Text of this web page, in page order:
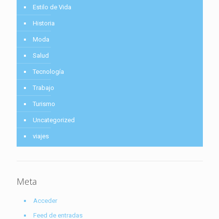
Estilo de Vida
Historia
Moda
Salud
Tecnología
Trabajo
Turismo
Uncategorized
viajes
Meta
Acceder
Feed de entradas